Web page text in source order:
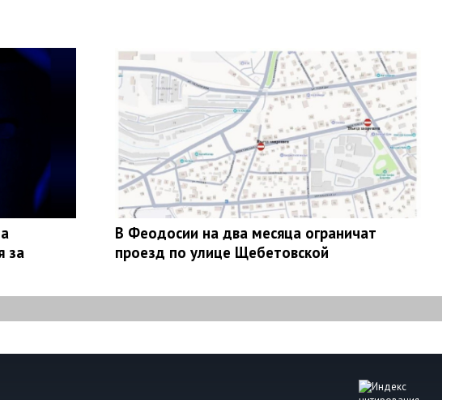
за
В Феодосии на два месяца ограничат
проезд по улице Щебетовской